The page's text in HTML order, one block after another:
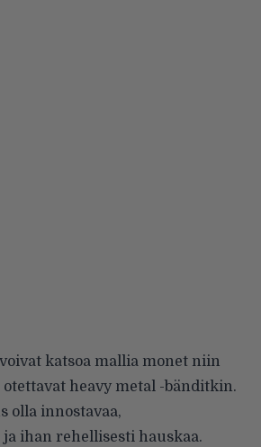
katsoa mallia monet niin
heavy metal -bänditkin.
olla innostavaa,
ihan rehellisesti hauskaa.